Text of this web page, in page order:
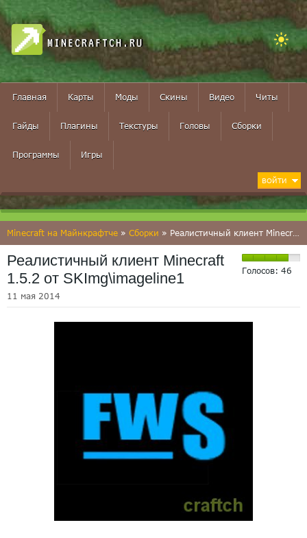
MINECRAFTCH.RU
Главная Карты Моды Скины Видео Читы
Гайды Плагины Текстуры Головы Сборки
Программы Игры
ВОЙТИ
Minecraft на Майнкрафтче » Сборки » Реалистичный клиент Minecraft 1.5.2 от SKImgimageline1
Голосов: 46
Реалистичный клиент Minecraft
1.5.2 от SKImg\imageline1
11 мая 2014